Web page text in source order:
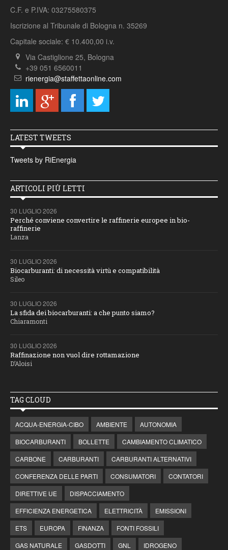
C.F. e P.IVA: 03275580375
Iscrizione al Tribunale di Bologna n. 35269
Capitale sociale: € 10.400,00 i.v.
Via Castiglione 25, Bologna
+39 051 6560011
rienergia@staffettaonline.com
LATEST TWEETS
Tweets by RiEnergia
ARTICOLI PIÙ LETTI
30 LUGLIO 2026
Perché conviene convertire le raffinerie europee in bio-
raffinerie
Lanza
30 LUGLIO 2026
Biocarburanti: di necessità virtù e compatibilità
Sileo
30 LUGLIO 2026
La sfida dei biocarburanti: a che punto siamo?
Chiaramonti
30 LUGLIO 2026
Raffinazione non vuol dire rottamazione
D’Aloisi
TAG CLOUD
ACQUA-ENERGIA-CIBO AMBIENTE
AUTONOMIA
BIOCARBURANTI
BOLLETTE
CAMBIAMENTO CLIMATICO
CARBONE
CARBURANTI
CARBURANTI ALTERNATIVI
CONFERENZA DELLE PARTI
CONSUMATORI
CONTATORI
DIRETTIVE UE
DISPACCIAMENTO
EFFICIENZA ENERGETICA
ELETTRICITÀ
EMISSIONI
ETS
EUROPA FINANZA
FONTI FOSSILI
GAS NATURALE
GASDOTTI GNL IDROGENO